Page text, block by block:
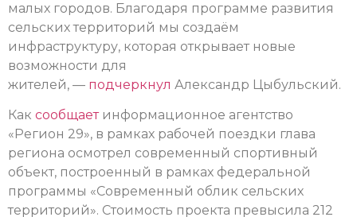
малых городов. Благодаря программе развития
сельских территорий мы создаём
инфраструктуру, которая открывает новые
возможности для
жителей, — подчеркнул Александр Цыбульский.
Как сообщаетинформационное агентство
«Регион 29», в рамках рабочей поездки глава
региона осмотрел современный спортивный
объект, построенный в рамках федеральной
программы «Современный облик сельских
территорий». Стоимость проекта превысила 212